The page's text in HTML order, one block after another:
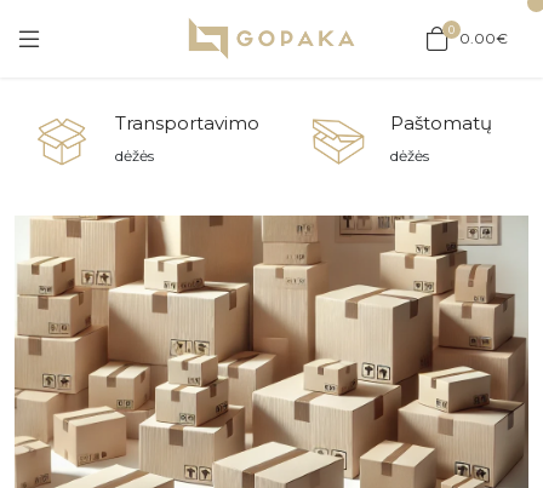
0 0.00€
Transportavimo
dėžės
Paštomatų
dėžės